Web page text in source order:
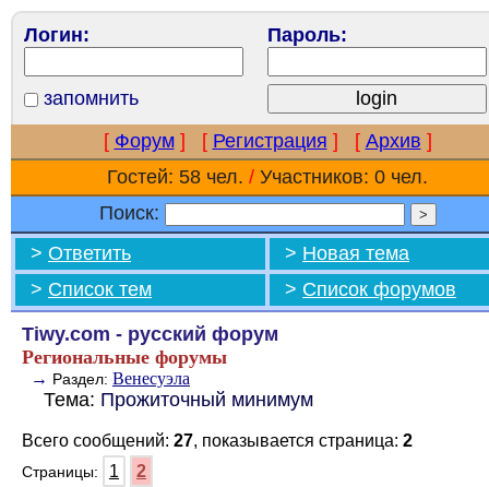
Логин: Пароль:
запомнить
[ Форум ] [ Регистрация ] [ Архив ]
Гостей: 58 чел. / Участников: 0 чел.
Поиск:
> Ответить > Новая тема
> Список тем > Список форумов
Tiwy.com - русский форум
Региональные форумы
→ Раздел: Венесуэла
Тема: Прожиточный минимум
Всего сообщений: 27, показывается страница: 2
Страницы: 1 2